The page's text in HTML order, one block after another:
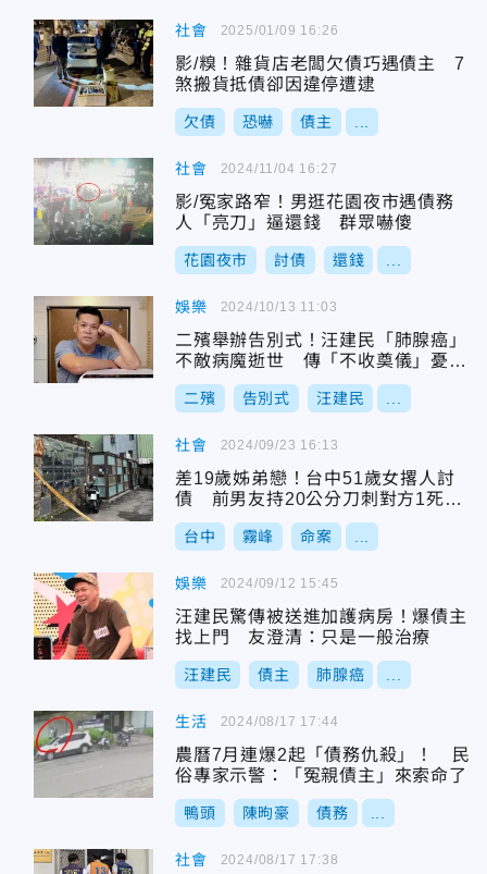
社會
影/糗！雜貨店老闆欠債巧遇債主 7
煞搬貨抵債卻因違停遭逮
欠債 恐嚇 債主
2025/01/09 16:26
社會
影/冤家路窄！男逛花園夜市遇債務
人「亮刀」逼還錢 群眾嚇傻
花園夜市 討債 還錢
2024/11/04 16:27
娛樂
二殯舉辦告別式！汪建民「肺腺癌」
不敵病魔逝世 傳「不收奠儀」憂債
主上門討錢
二殯 告別式 汪建民
2024/10/13 11:03
社會
差19歲姊弟戀！台中51歲女撂人討
債 前男友持20公分刀刺對方1死1
傷
台中 霧峰 命案
2024/09/23 16:13
娛樂
汪建民驚傳被送進加護病房！爆債主
找上門 友澄清：只是一般治療
汪建民 債主 肺腺癌
2024/09/12 15:45
生活
農曆7月連爆2起「債務仇殺」！ 民
俗專家示警：「冤親債主」來索命了
鴨頭 陳昫豪 債務
2024/08/17 17:44
社會 2024/08/17 17:38